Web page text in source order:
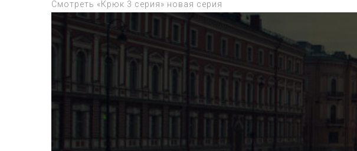
Смотреть «Крюк 3 серия» новая серия